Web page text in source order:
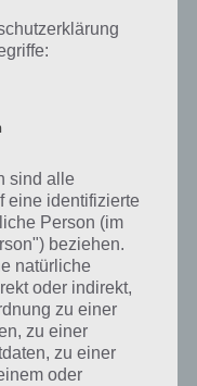
Dead Road to
Waffen aus
sind alle
eine identifizierte
Person (im
beziehen.
natürliche
oder indirekt,
zu einer
zu einer
zu einer
oder